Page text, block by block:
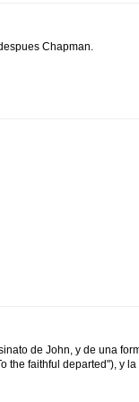
Chapman.
de John, y de una
the faithful departed"), y